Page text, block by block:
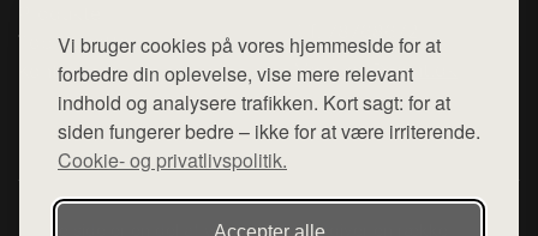
Vi bruger cookies på vores hjemmeside for at
forbedre din oplevelse, vise mere relevant
indhold og analysere trafikken. Kort sagt: for at
siden fungerer bedre – ikke for at være irriterende.
Cookie- og privatlivspolitik.
Accepter alle
Top Rabatter
Kontakt
Mail: hej@want.dk
Cookie- og privatlivspolitik
Denne side er en del af want.dk, der udgiver en række